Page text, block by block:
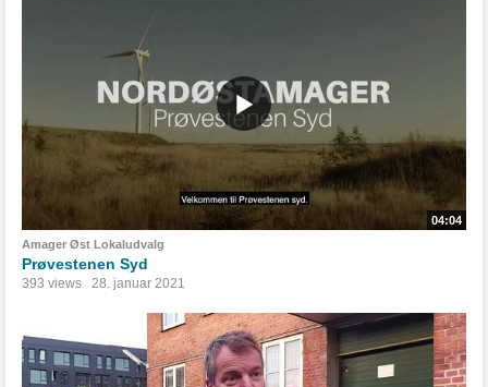
04:04
Amager Øst Lokaludvalg
Prøvestenen Syd
393 views 28. januar 2021